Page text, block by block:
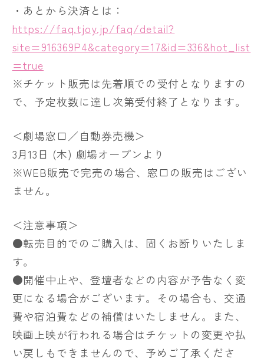
・あとから決済とは：
https://faq.tjoy.jp/faq/detail?
site=916369P4&category=17&id=336&hot_list
=true
※チケット販売は先着順での受付となりますの
で、予定枚数に達し次第受付終了となります。
＜劇場窓口／自動券売機＞
3月13日 (木) 劇場オープンより
※WEB販売で完売の場合、窓口の販売はござい
ません。
＜注意事項＞
●転売目的でのご購入は、固くお断りいたしま
す。
●開催中止や、登壇者などの内容が予告なく変
更になる場合がございます。その場合も、交通
費や宿泊費などの補償はいたしません。また、
映画上映が行われる場合はチケットの変更や払
い戻しもできませんので、予めご了承くださ